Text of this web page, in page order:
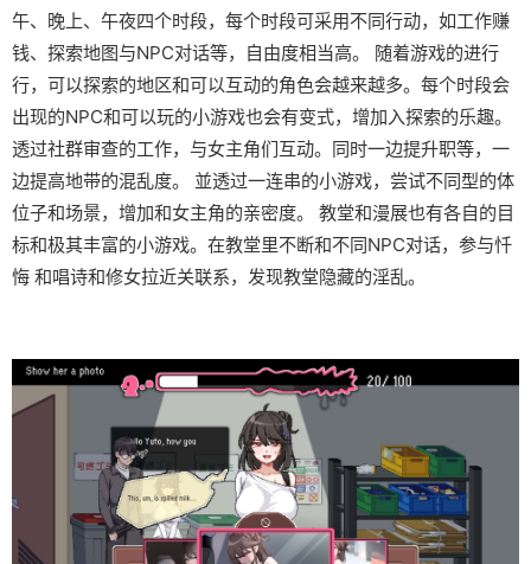
午、晚上、午夜四个时段，每个时段可采用不同行动，如工作赚
钱、探索地图与NPC对话等，自由度相当高。 随着游戏的进行
行，可以探索的地区和可以互动的角色会越来越多。每个时段会
出现的NPC和可以玩的小游戏也会有变式，增加入探索的乐趣。
透过社群审查的工作，与女主角们互动。同时一边提升职等，一
边提高地带的混乱度。 並透过一连串的小游戏，尝试不同型的体
位子和场景，增加和女主角的亲密度。 教堂和漫展也有各自的目
标和极其丰富的小游戏。在教堂里不断和不同NPC对话，参与忏
悔 和唱诗和修女拉近关联系，发现教堂隐藏的淫乱。